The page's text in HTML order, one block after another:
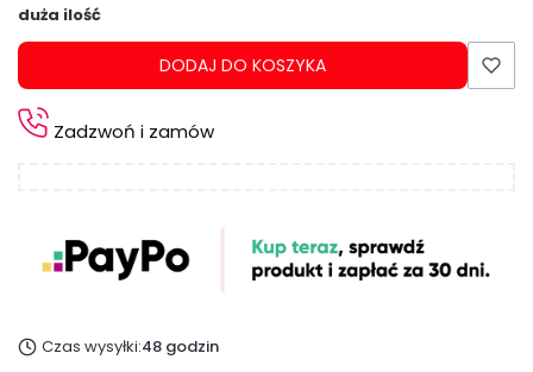
duża ilość
DODAJ DO KOSZYKA
Zadzwoń i zamów
Czas wysyłki:48 godzin